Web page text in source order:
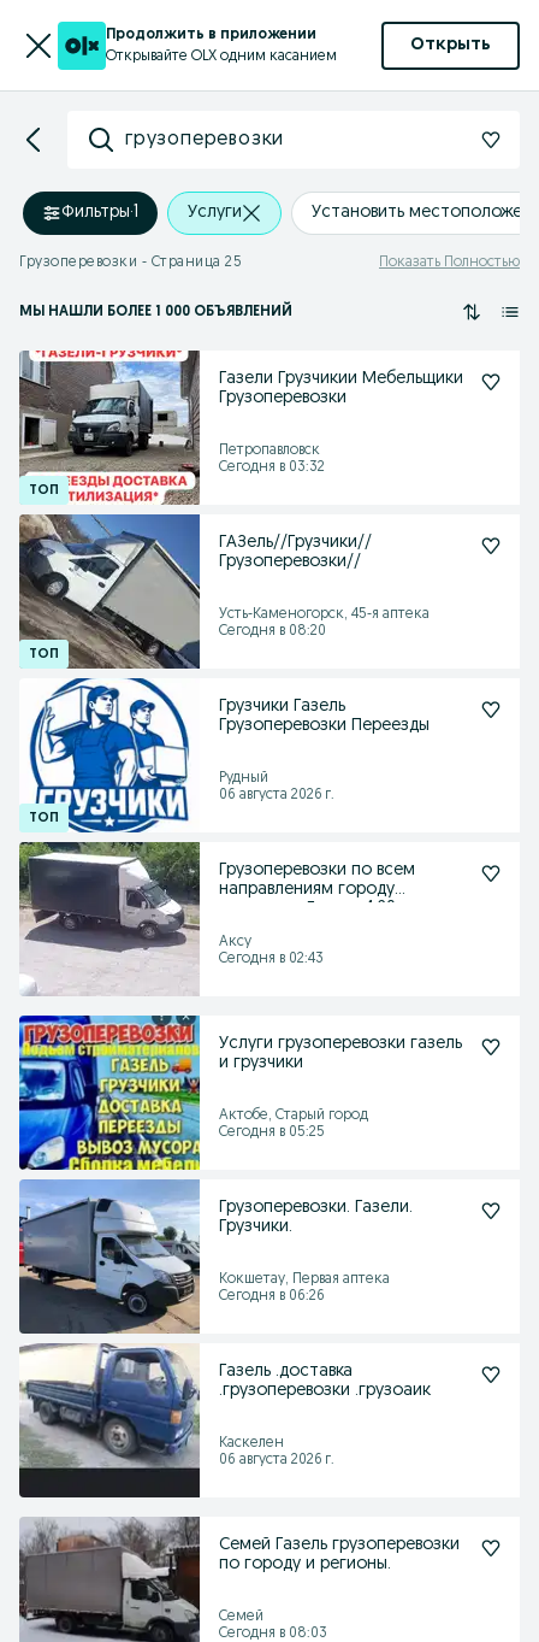
Продолжить в приложении
Открывайте OLX одним касанием
Открыть
грузоперевозки
Фильтры·1 Услуги Установить
Грузоперевозки - Страница 25 Показать Полностью
МЫ НАШЛИ БОЛЕЕ 1 000 ОБЪЯВЛЕНИЙ
Газели Грузчикии Мебельщики
Грузоперевозки
Петропавловск
Сегодня в 03:32
ГАЗель//Грузчики//
Грузоперевозки//
Усть-Каменогорск, 45-я аптека
Сегодня в 08:20
Грузчики Газель
Грузоперевозки Переезды
Рудный
06 августа 2026 г.
Грузоперевозки по всем
направлениям городу
Аксу
Сегодня в 02:43
Услуги грузоперевозки газель
и грузчики
Актобе, Старый город
Сегодня в 05:25
Грузоперевозки. Газели.
Грузчики.
Кокшетау, Первая аптека
Сегодня в 06:26
Газель .доставка
.грузоперевозки .грузоаик
Каскелен
06 августа 2026 г.
Семей Газель грузоперевозки
по городу и регионы.
Семей
Сегодня в 08:03